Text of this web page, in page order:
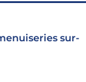
sur-